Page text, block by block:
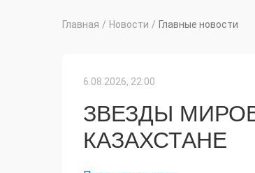
Главная / Новости / Главные новости
6.08.2026, 22:00
ЗВЕЗДЫ
КАЗАХСТАНЕ